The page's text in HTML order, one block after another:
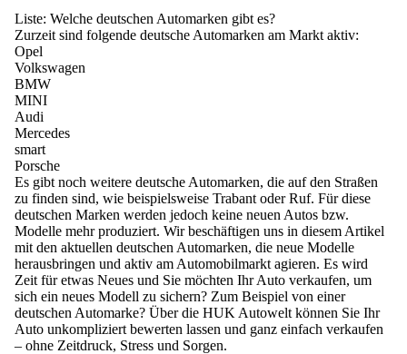
Liste: Welche deutschen Automarken gibt es?
Zurzeit sind folgende deutsche Automarken am Markt aktiv:
Opel
Volkswagen
BMW
MINI
Audi
Mercedes
smart
Porsche
Es gibt noch weitere deutsche Automarken, die auf den Straßen
zu finden sind, wie beispielsweise Trabant oder Ruf. Für diese
deutschen Marken werden jedoch keine neuen Autos bzw.
Modelle mehr produziert. Wir beschäftigen uns in diesem Artikel
mit den aktuellen deutschen Automarken, die neue Modelle
herausbringen und aktiv am Automobilmarkt agieren. Es wird
Zeit für etwas Neues und Sie möchten IhrAuto verkaufen, um
sich ein neues Modell zu sichern? Zum Beispiel von einer
deutschen Automarke? Über die HUK Autowelt können Sie Ihr
Auto unkompliziert bewerten lassen und ganz einfach verkaufen
– ohne Zeitdruck, Stress und Sorgen.